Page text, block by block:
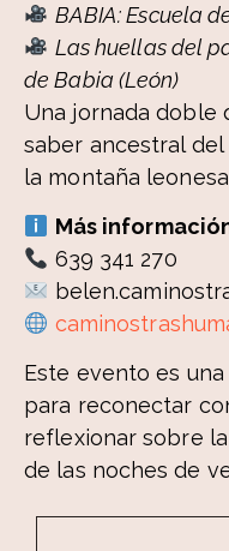
BABIA: Escuela
Las huellas del
de Babia (León)
Una jornada doble
saber ancestral
la montaña
Más
639 341 270
Este evento es
para reconectar
reflexionar sobre
de las noches de